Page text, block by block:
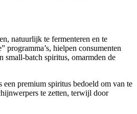
natuurlijk te fermenteren en te
hielpen consumenten
small-batch spiritus, omarmden de
premium spiritus bedoeld om van te
te zetten, terwijl door